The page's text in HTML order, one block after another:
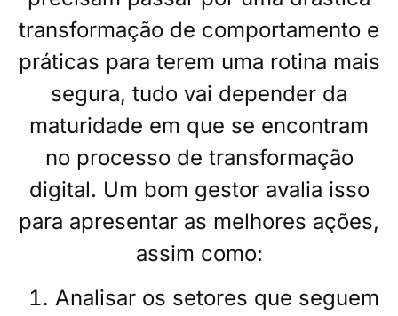
transformação de comportamento e
práticas para terem uma rotina mais
segura, tudo vai depender da
maturidade em que se encontram
no processo de transformação
digital. Um bom gestor avalia isso
para apresentar as melhores ações,
assim como:
Analisar os setores que seguem